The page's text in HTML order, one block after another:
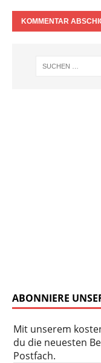
ABONNIERE
Mit unserem
du die neuesten
Postfach.